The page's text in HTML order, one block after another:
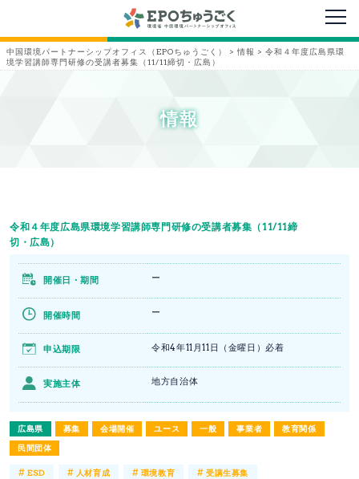
メニ
中国環境パートナーシップオフィス（EPOちゅうごく） > 情報 > 令和４年度広島県環
境学習講師専門研修の受講者募集（11/11締切・広島）
情報
令和４年度広島県環境学習講師専門研修の受講者募集（11/11締
切・広島）
広島県 募集 会場開催 ユース 一般 事業者
教育関係
民間団体
開催日・期間 ー
開催時間 ー
申込期限 令和4年11月11日（金曜日）必着
実施主体 地方自治体
#ESD # 人材育成 # 環境教育 # 受講生募集